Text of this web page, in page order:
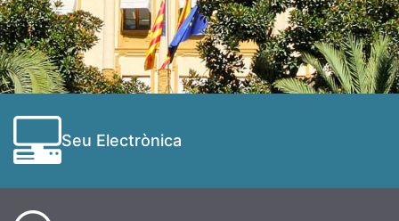
Seu Electrònica